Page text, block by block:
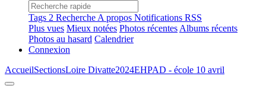
Tags 2 Recherche A propos Notifications RSS
Plus vues Mieux notées Photos récentes Albums récents
Photos au hasard Calendrier
Connexion
AccueilSectionsLoire Divatte2024EHPAD - école 10 avril